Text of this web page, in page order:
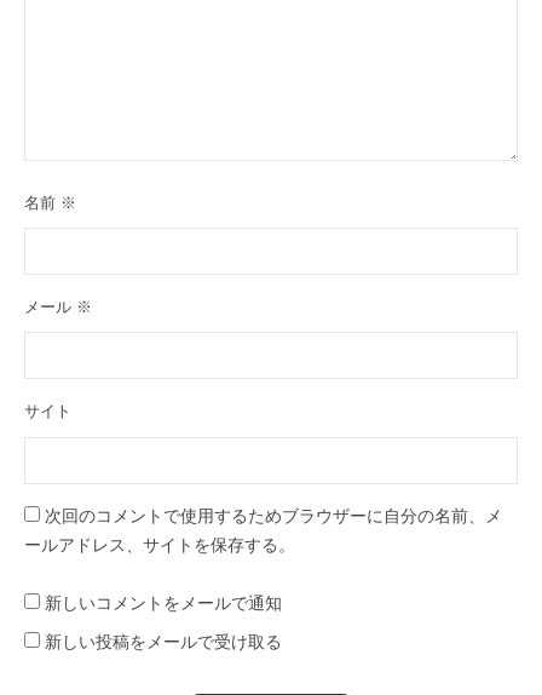
名前 ※
メール ※
サイト
次回のコメントで使用するためブラウザーに自分の名前、メ
ールアドレス、サイトを保存する。
新しいコメントをメールで通知
新しい投稿をメールで受け取る